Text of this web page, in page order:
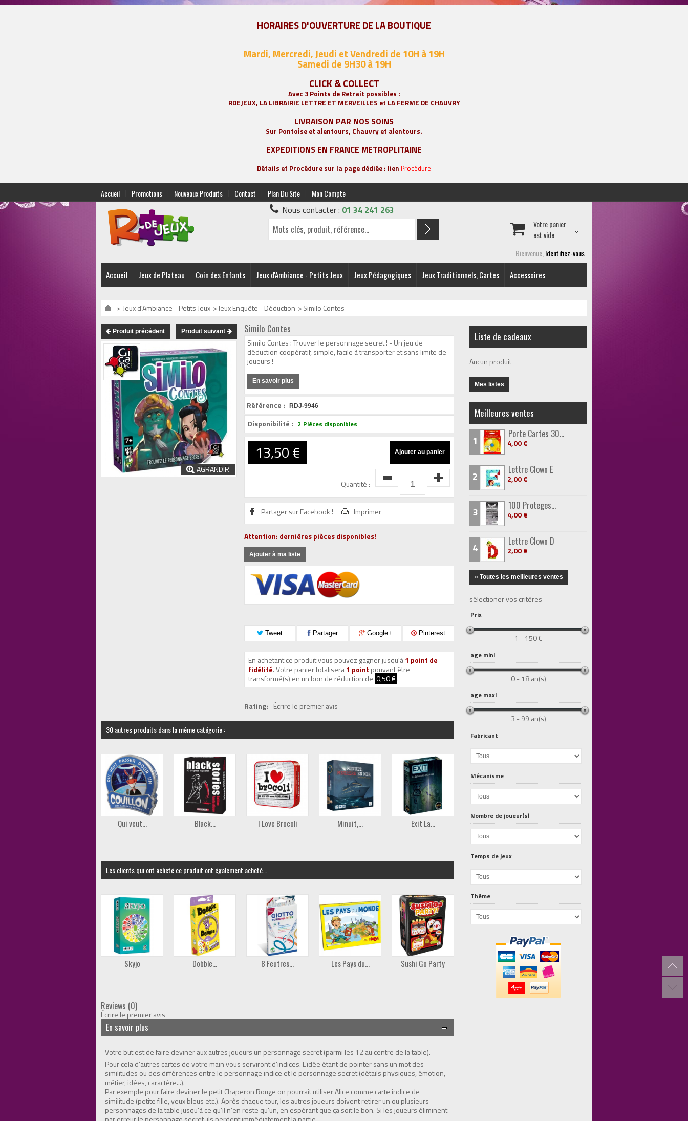
HORAIRES D'OUVERTURE DE LA BOUTIQUE
Mardi, Mercredi, Jeudi et Vendredi de 10H à 19H
Samedi de 9H30 à 19H
CLICK & COLLECT
Avec 3 Points de Retrait possibles :
RDEJEUX, LA LIBRAIRIE LETTRE ET MERVEILLES et LA FERME DE CHAUVRY
LIVRAISON PAR NOS SOINS
Sur Pontoise et alentours, Chauvry et alentours.
EXPEDITIONS EN FRANCE METROPLITAINE
Détails et Procédure sur la page dédiée : lien Procédure
Accueil Promotions Nouveaux Produits Contact Plan Du Site Mon Compte
Nous contacter : 01 34 241 263
Bienvenue, Identifiez-vous
Votre panier
est vide
Accueil Jeux de Plateau Coin des Enfants Jeux d'Ambiance - Petits Jeux Jeux Pédagogiques Jeux Traditionnels, Cartes Accessoires
> Jeux d'Ambiance - Petits Jeux >Jeux Enquête - Déduction >Similo Contes
Produit précédent Produit suivant
AGRANDIR
Similo Contes
Similo Contes : Trouver le personnage secret ! - Un jeu de
déduction coopératif, simple, facile à transporter et sans limite de
joueurs !
En savoir plus
Référence : RDJ-9946
Disponibilité : 2 Pièces disponibles
13,50 €
Quantité :
Partager sur Facebook ! Imprimer
Attention: dernières pièces disponibles!
Ajouter à ma liste
Tweet Partager Google+ Pinterest
En achetant ce produit vous pouvez gagner jusqu'à1 point de
fidélité. Votre panier totalisera1 point pouvant être
transformé(s) en un bon de réduction de 0,50 € .
Rating: Écrire le premier avis
30 autres produits dans la même catégorie :
Qui veut... Black... I Love Brocoli Minuit,... Exit La... Exit Le... Mysterium...
Les clients qui ont acheté ce produit ont également acheté...
Skyjo Dobble... 8 Feutres... Les Pays du... Sushi Go Party Taco Chat... Bazar...
Reviews (0)
Écrire le premier avis
En savoir plus
Votre but est de faire deviner aux autres joueurs un personnage secret (parmi les 12 au centre de la table).
Pour cela d’autres cartes de votre main vous serviront d’indices. L’idée étant de pointer sans un mot des
similitudes ou des différences entre le personnage indice et le personnage secret (détails physiques, émotion,
métier, idées, caractère...).
Par exemple pour faire deviner le petit Chaperon Rouge on pourrait utiliser Alice comme carte indice de
similitude (petite fille, yeux bleus etc.). Après chaque tour, les autres joueurs doivent retirer un ou plusieurs
personnages de la table jusqu’à ce qu’il n’en reste qu’un, en espérant que ça soit le bon. Si les joueurs éliminent
Liste de cadeaux
Aucun produit
Mes listes
Meilleures ventes
1 Porte Cartes 30...
4,00 €
2 Lettre Clown E
2,00 €
3 100 Proteges...
4,00 €
4 Lettre Clown D
2,00 €
» Toutes les meilleures ventes
sélectioner vos critères
Prix
1 - 150 €
age mini
0 - 18 an(s)
age maxi
3 - 99 an(s)
Fabricant
Mécanisme
Nombre de joueur(s)
Temps de jeux
Thème